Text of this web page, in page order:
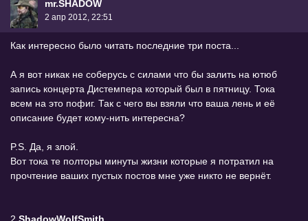
mr.SHADOW
2 апр 2012, 22:51
Как интересно было читать последние три поста...
А я вот никак не соберусь с силами что бы залить на ютюб
запись концерта Дистемпера который был в пятницу. Тока
всем на это пофиг. Так с чего вы взяли что ваша лень и её
описание будет кому-нить интересна?
P.S. Да, я злой.
Вот тока те полторы минуты жизни которые я потратил на
прочтение ваших пустых постов мне уже никто не вернёт.